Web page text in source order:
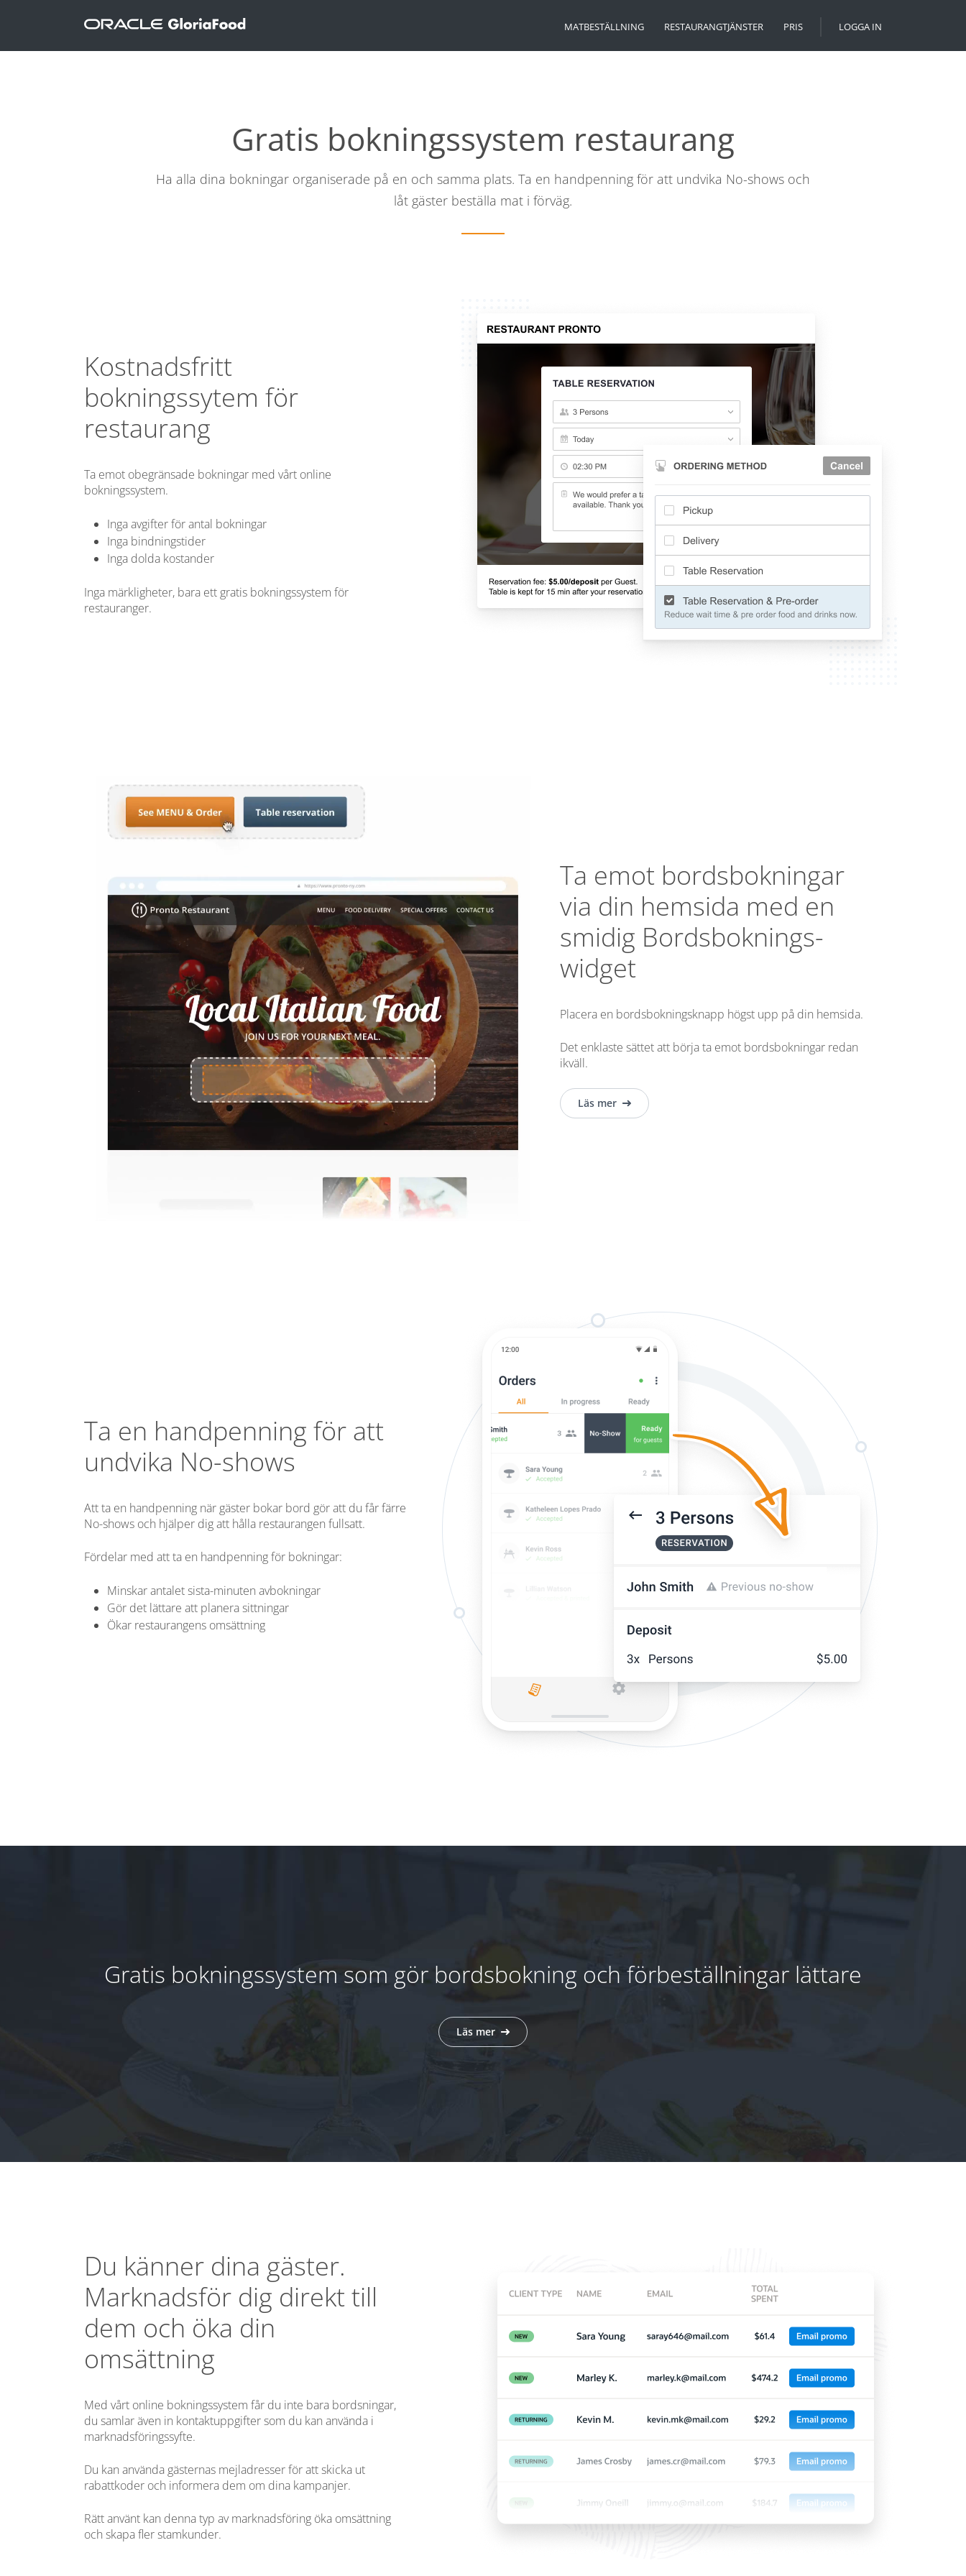
MATBESTÄLLNING RESTAURANGTJÄNSTER PRIS LOGGA IN
Gratis bokningssystem restaurang
Ha alla dina bokningar organiserade på en och samma plats. Ta en handpenning för att undvika No-shows och
låt gäster beställa mat i förväg.
Kostnadsfritt
bokningssytem för
restaurang
Ta emot obegränsade bokningar med vårt online
bokningssystem.
Inga avgifter för antal bokningar
Inga bindningstider
Inga dolda kostander
Inga märkligheter, bara ett gratis bokningssystem för
restauranger.
Ta emot bordsbokningar
via din hemsida med en
smidig Bordsboknings-
widget
Placera en bordsbokningsknapp högst upp på din hemsida.
Det enklaste sättet att börja ta emot bordsbokningar redan
ikväll.
Läs mer
Ta en handpenning för att
undvika No-shows
Att ta en handpenning när gäster bokar bord gör att du får färre
No-shows och hjälper dig att hålla restaurangen fullsatt.
Fördelar med att ta en handpenning för bokningar:
Minskar antalet sista-minuten avbokningar
Gör det lättare att planera sittningar
Ökar restaurangens omsättning
Gratis bokningssystem som gör bordsbokning och förbeställningar lättare
Läs mer
Du känner dina gäster.
Marknadsför dig direkt till
dem och öka din
omsättning
Med vårt online bokningssystem får du inte bara bordsningar,
du samlar även in kontaktuppgifter som du kan använda i
marknadsföringssyfte.
Du kan använda gästernas mejladresser för att skicka ut
rabattkoder och informera dem om dina kampanjer.
Rätt använt kan denna typ av marknadsföring öka omsättning
och skapa fler stamkunder.